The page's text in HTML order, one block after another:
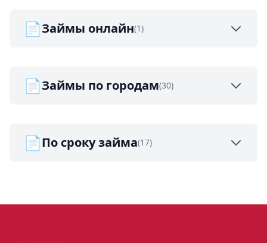
📄Займы онлайн(1)
📄Займы по городам(30)
📄По сроку займа(17)